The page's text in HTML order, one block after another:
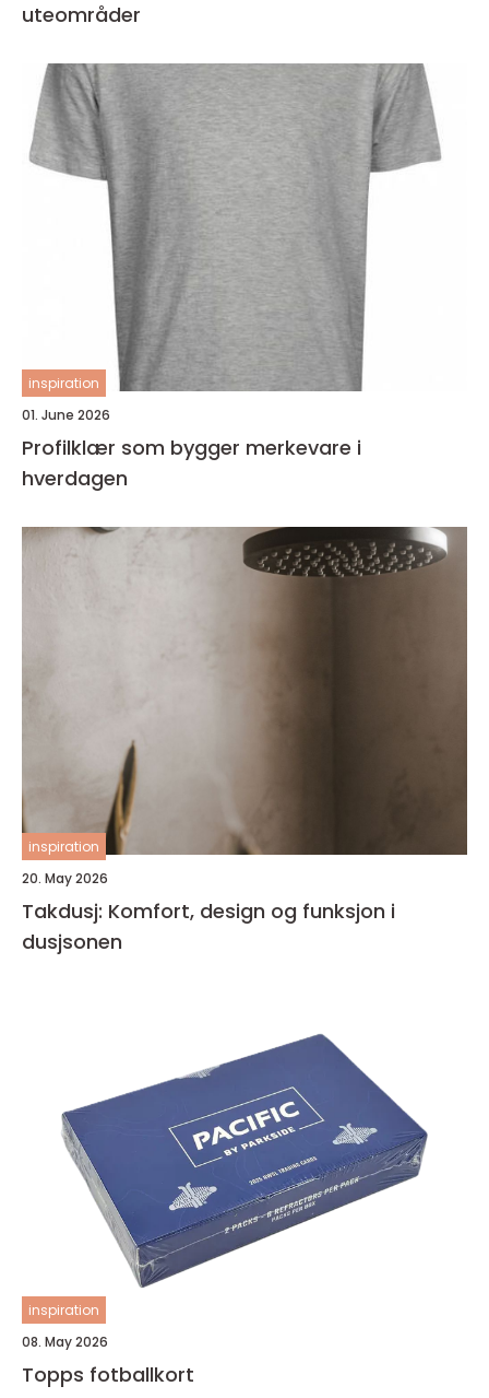
uteområder
inspiration
01. June 2026
Profilklær som bygger merkevare i
hverdagen
inspiration
20. May 2026
Takdusj: Komfort, design og funksjon i
dusjsonen
inspiration
08. May 2026
Topps fotballkort